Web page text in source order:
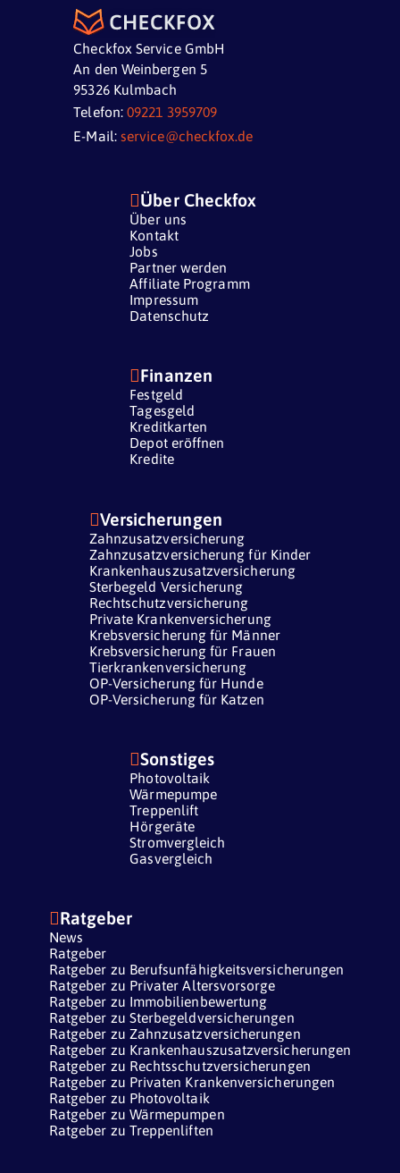
Checkfox Service GmbH
An den Weinbergen 5
95326 Kulmbach
Telefon:09221 3959709
E-Mail: service@checkfox.de
Über Checkfox
Über uns
Kontakt
Jobs
Partner werden
Affiliate Programm
Impressum
Datenschutz
Versicherungen
Zahnzusatzversicherung
Zahnzusatzversicherung für Kinder
Krankenhauszusatzversicherung
Sterbegeld Versicherung
Rechtschutzversicherung
Private Krankenversicherung
Krebsversicherung für Männer
Krebsversicherung für Frauen
Tierkrankenversicherung
OP-Versicherung für Hunde
OP-Versicherung für Katzen
Finanzen
Festgeld
Tagesgeld
Kreditkarten
Depot eröffnen
Kredite
Sonstiges
Photovoltaik
Wärmepumpe
Treppenlift
Hörgeräte
Stromvergleich
Gasvergleich
Ratgeber
News
Ratgeber
Ratgeber zu Berufsunfähigkeitsversicherungen
Ratgeber zu Privater Altersvorsorge
Ratgeber zu Immobilienbewertung
Ratgeber zu Sterbegeldversicherungen
Ratgeber zu Zahnzusatzversicherungen
Ratgeber zu Krankenhauszusatzversicherungen
Ratgeber zu Rechtsschutzversicherungen
Ratgeber zu Privaten Krankenversicherungen
Ratgeber zu Photovoltaik
Ratgeber zu Wärmepumpen
Ratgeber zu Treppenliften